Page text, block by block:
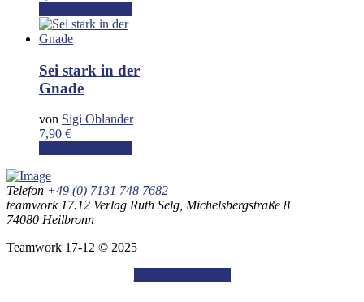
Sei stark in der
Gnade
von Sigi Oblander
7,90 €
Telefon +49 (0) 7131 748 7682
teamwork 17.12 Verlag Ruth Selg, Michelsbergstraße 8
74080 Heilbronn
Teamwork 17-12 © 2025